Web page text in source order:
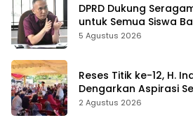
DPRD Dukung
untuk Semua Siswa
Sekolah Jangan
5 Agustus 2026
Reses Titik ke-12, H.
Dengarkan Aspirasi
2 Agustus 2026